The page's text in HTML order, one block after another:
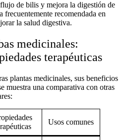
de bilis y mejora la digestión de
frecuentemente recomendada en
la salud digestiva.
medicinales:
terapéuticas
plantas medicinales, sus beneficios
muestra una comparativa con otras
Usos comunes